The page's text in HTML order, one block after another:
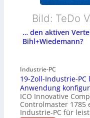
Bild: TeDo
… den aktiven
Bihl+Wiedemann?
Industrie-PC
19-Zoll-Industrie-
Anwendung
ICO Innovative
Controlmaster 1785
Industrie-PC für